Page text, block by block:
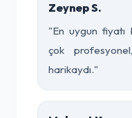
Zeynep S.
"En uygun fiyatı
çok
harikaydı."